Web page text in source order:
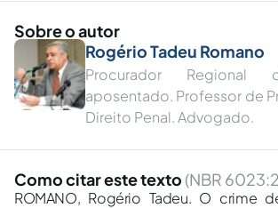
Sobre o autor
Rogério Tadeu Romano
Procurador Regional
aposentado. Professor de
Direito Penal. Advogado.
Como citar este texto (NBR
ROMANO, Rogério Tadeu. O crime